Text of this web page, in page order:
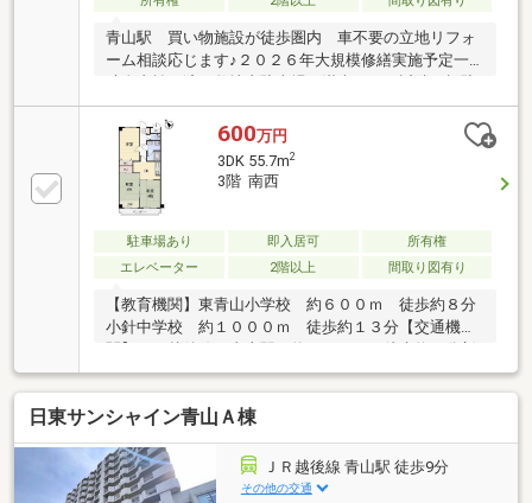
青山駅 買い物施設が徒歩圏内 車不要の立地リフォ
ーム相談応じます♪２０２６年大規模修繕実施予定一
車場を借りる必要があります
600万円
3DK 55.7m2
3階 南西
駐車場あり 即入居可
所有権
エレベーター
2階以上 間取り図有り
【教育機関】東青山小学校 約６００ｍ 徒歩約８分
小針中学校 約１０００ｍ 徒歩約１３分【交通機
潟交通バス 青山本村 約１６０ｍ 徒歩約２分
日東サンシャイン青山Ａ棟
ＪＲ越後線 青山駅 徒歩9分
その他の交通